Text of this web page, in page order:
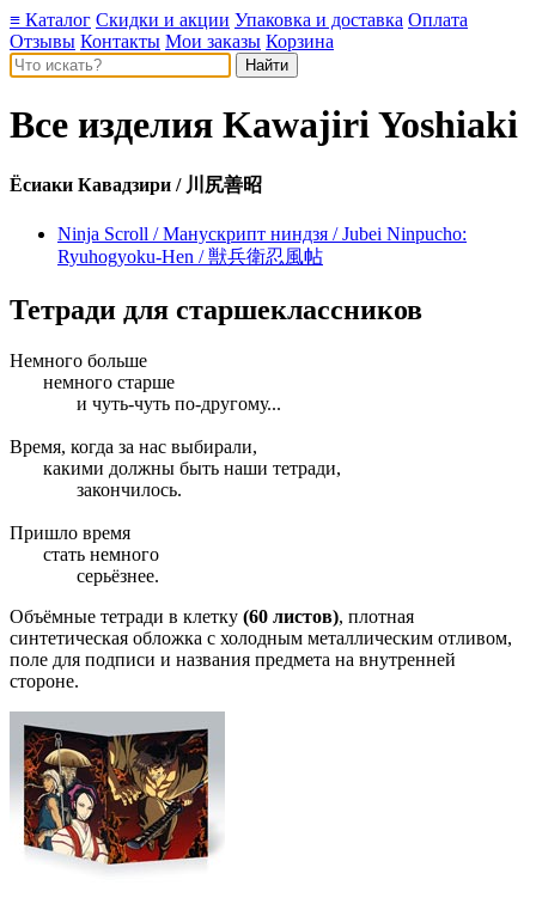
≡ Каталог Скидки и акции Упаковка и доставка Оплата
Отзывы Контакты Мои заказы Корзина
Все изделия Kawajiri Yoshiaki
Ёсиаки Кавадзири / 川尻善昭
Ninja Scroll / Манускрипт ниндзя / Jubei Ninpucho:
Ryuhogyoku-Hen / 獣兵衛忍風帖
Тетради для старшеклассников
Немного больше
немного старше
и чуть-чуть по-другому...
Время, когда за нас выбирали,
какими должны быть наши тетради,
закончилось.
Пришло время
стать немного
серьёзнее.
Объёмные тетради в клетку (60 листов), плотная
синтетическая обложка с холодным металлическим отливом,
поле для подписи и названия предмета на внутренней
стороне.